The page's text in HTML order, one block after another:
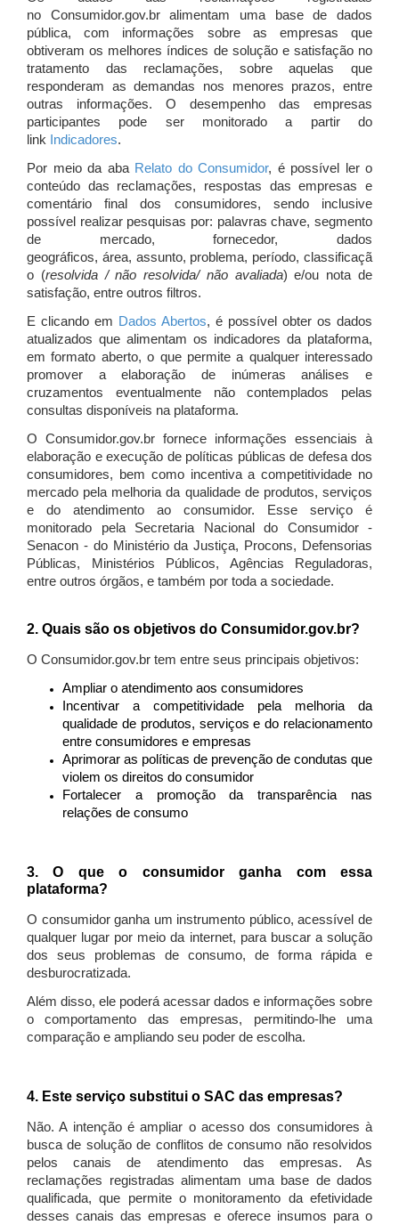
no Consumidor.gov.br alimentam uma base de dados
pública, com informações sobre as empresas que
obtiveram os melhores índices de solução e satisfação no
tratamento das reclamações, sobre aquelas que
responderam as demandas nos menores prazos, entre
outras informações. O desempenho das empresas
participantes pode ser monitorado a partir do
link Indicadores.
Por meio da aba Relato do Consumidor, é possível ler o
conteúdo das reclamações, respostas das empresas e
comentário final dos consumidores, sendo inclusive
possível realizar pesquisas por: palavras chave, segmento
de mercado, fornecedor, dados
geográficos, área, assunto, problema, período, classificaçã
o (resolvida / não resolvida/ não avaliada) e/ou nota de
satisfação, entre outros filtros.
E clicando em Dados Abertos, é possível obter os dados
atualizados que alimentam os indicadores da plataforma,
em formato aberto, o que permite a qualquer interessado
promover a elaboração de inúmeras análises e
cruzamentos eventualmente não contemplados pelas
consultas disponíveis na plataforma.
O Consumidor.gov.br fornece informações essenciais à
elaboração e execução de políticas públicas de defesa dos
consumidores, bem como incentiva a competitividade no
mercado pela melhoria da qualidade de produtos, serviços
e do atendimento ao consumidor. Esse serviço é
monitorado pela Secretaria Nacional do Consumidor -
Senacon - do Ministério da Justiça, Procons, Defensorias
Públicas, Ministérios Públicos, Agências Reguladoras,
entre outros órgãos, e também por toda a sociedade.
2. Quais são os objetivos do Consumidor.gov.br?
O Consumidor.gov.br tem entre seus principais objetivos:
Ampliar o atendimento aos consumidores
Incentivar a competitividade pela melhoria da
qualidade de produtos, serviços e do relacionamento
entre consumidores e empresas
Aprimorar as políticas de prevenção de condutas que
violem os direitos do consumidor
Fortalecer a promoção da transparência nas
relações de consumo
3. O que o consumidor ganha com essa
plataforma?
O consumidor ganha um instrumento público, acessível de
qualquer lugar por meio da internet, para buscar a solução
dos seus problemas de consumo, de forma rápida e
desburocratizada.
Além disso, ele poderá acessar dados e informações sobre
o comportamento das empresas, permitindo-lhe uma
comparação e ampliando seu poder de escolha.
4. Este serviço substitui o SAC das empresas?
Não. A intenção é ampliar o acesso dos consumidores à
busca de solução de conflitos de consumo não resolvidos
pelos canais de atendimento das empresas. As
reclamações registradas alimentam uma base de dados
qualificada, que permite o monitoramento da efetividade
desses canais das empresas e oferece insumos para o